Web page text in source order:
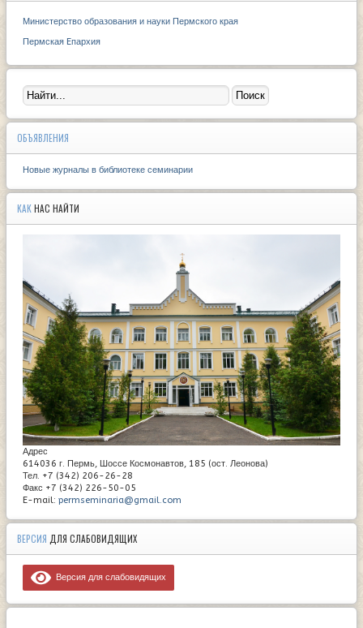
Министерство образования и науки Пермского края
Пермская Eпархия
ОБЪЯВЛЕНИЯ
Новые журналы в библиотеке семинарии
КАКНАС НАЙТИ
Адрес
614036 г. Пермь, Шоссе Космонавтов, 185 (ост. Леонова)
Тел. +7 (342) 206-26-28
Факс +7 (342) 226-50-05
E-mail: permseminaria@gmail.com
ВЕРСИЯ ДЛЯ СЛАБОВИДЯЩИХ
Версия для слабовидящих